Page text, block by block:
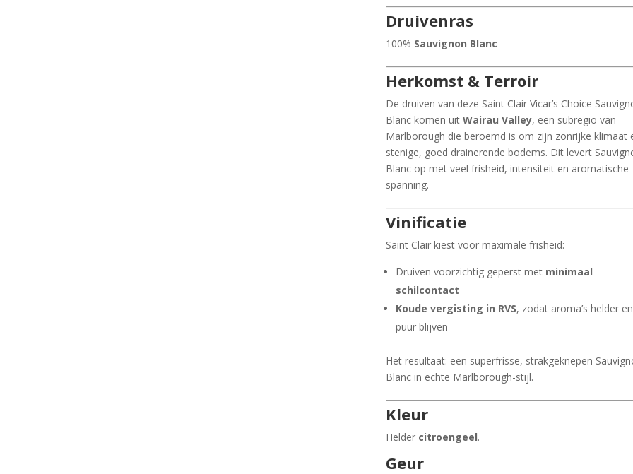
Druivenras
100% Sauvignon Blanc
Herkomst & Terroir
De druiven van deze Saint Clair Vicar’s Choice
Blanckomen uitWairau Valley, een subregio van
Marlborough die beroemd is om zijn zonrijke klimaat
stenige, goed drainerende bodems. Dit levert
Blanc op met veel frisheid, intensiteit en aromatische
spanning.
Vinificatie
Saint Clair kiest voor maximale frisheid:
Druiven voorzichtig geperst met minimaal
schilcontact
Koude vergisting in RVS, zodat aroma’s helder en
puur blijven
Het resultaat: een superfrisse, strakgeknepen
Blanc in echte Marlborough-stijl.
Kleur
Helder citroengeel.
Geur